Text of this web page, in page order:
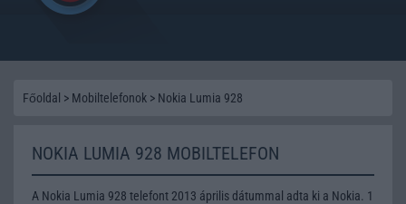
Főoldal > Mobiltelefonok > Nokia Lumia 928
NOKIA LUMIA 928 MOBILTELEFON
A Nokia Lumia 928 telefont 2013 április dátummal adta ki a Nokia. 1